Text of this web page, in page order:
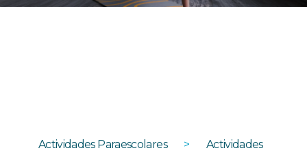
Actividades Paraescolares >
Actividades